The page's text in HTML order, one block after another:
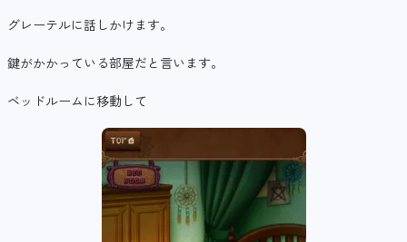
グレーテルに話しかけます。
鍵がかかっている部屋だと言います。
ベッドルームに移動して